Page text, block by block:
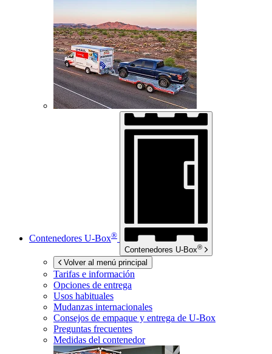
Contenedores U-Box®
Contenedores U-Box®
Volver al menú principal
Tarifas e información
Opciones de entrega
Usos habituales
Mudanzas internacionales
Consejos de empaque y entrega de U-Box
Preguntas frecuentes
Medidas del contenedor